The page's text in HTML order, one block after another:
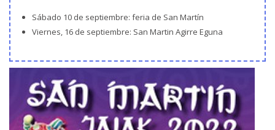
Sábado 10 de septiembre: feria de San Martín
Viernes, 16 de septiembre: San Martin Agirre Eguna